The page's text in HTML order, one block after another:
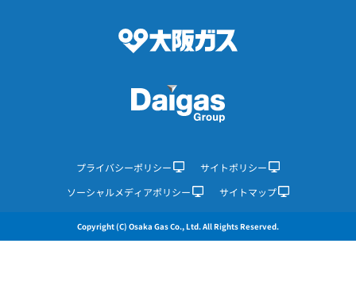
企業情報
業務用・産業用のお客さま
プレスリリース
プライバシーポリシー
サイトポリシー
ソーシャルメディアポリシー
サイトマップ
Copyright (C) Osaka Gas Co., Ltd. All Rights Reserved.